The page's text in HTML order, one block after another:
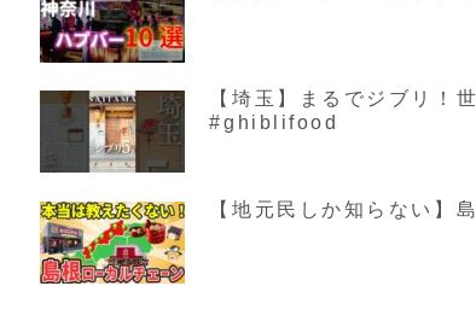
【埼玉】まるでジブリ
#ghiblifood
【地元民しか知らない】